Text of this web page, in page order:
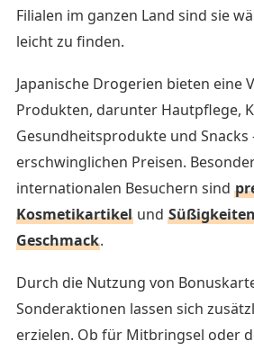
Filialen im ganzen Land sind sie
leicht zu finden.
Japanische Drogerien bieten eine
Produkten, darunter Hautpflege,
Gesundheitsprodukte und Snacks
erschwinglichen Preisen.
internationalen Besuchern sind
Kosmetikartikel und
Geschmack.
Durch die Nutzung von
Sonderaktionen lassen sich
erzielen. Ob für Mitbringsel oder